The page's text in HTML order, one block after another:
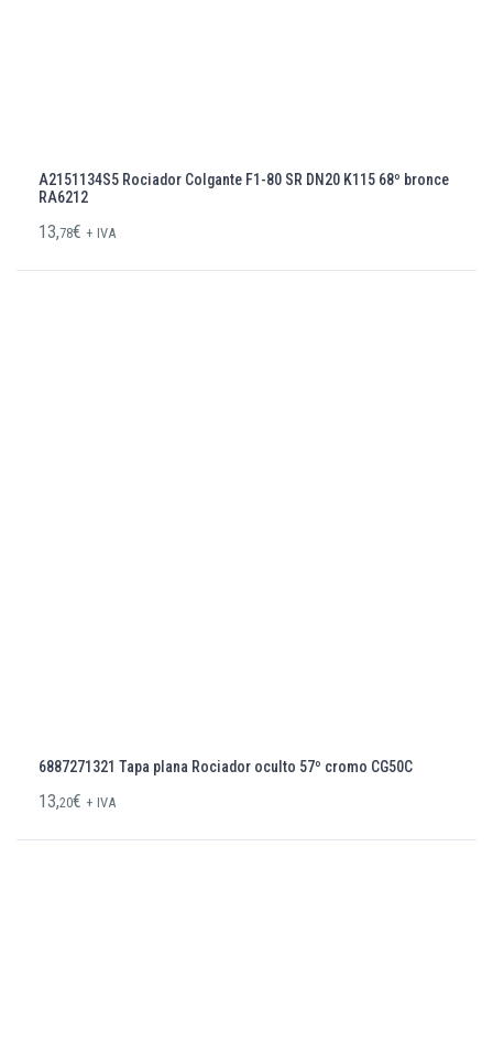
A2151134S5 Rociador Colgante F1-80 SR DN20 K115 68º bronce
RA6212
13,78€ + IVA
6887271321 Tapa plana Rociador oculto 57º cromo CG50C
13,20€ + IVA